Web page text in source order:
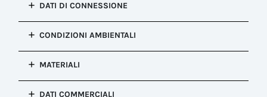
installazione
Viti di fissaggio
Configurazione
DATI DI CONNESSIONE
serraggio viti
coperchio
1.0 Nm
CONDIZIONI AMBIENTALI
corrosione
Salt mist test : EN60068-2-11:2000
MATERIALI
DATI COMMERCIALI